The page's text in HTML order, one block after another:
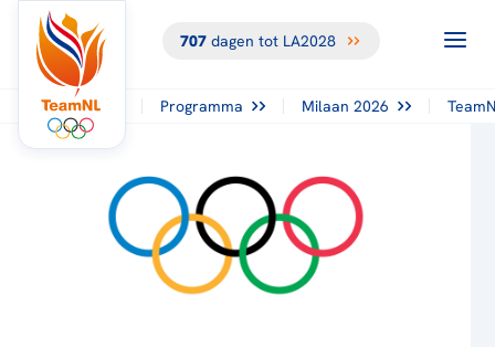
707dagen tot LA2028
Programma Milaan 2026